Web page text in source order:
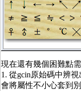
現在還有幾個困難點需
1. 從gcin原始碼中辨
會將屬性不小心套到別